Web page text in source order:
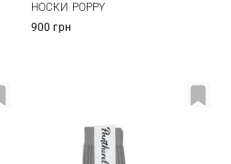
НОСКИ POPPY
900 грн